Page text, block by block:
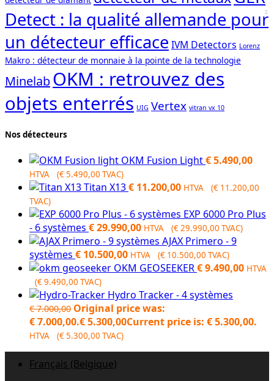
Detect : la qualité allemande pour
un détecteur efficace IVM Detectors Lorenz
Makro : détecteur de monnaie à la pointe de la technologie
MinelabOKM : retrouvez des
objets enterrés UIG Vertex vitran vx 10
Nos détecteurs
OKM Fusion Light€5.490,00
HTVA (€5.490,00 TVAC)
Titan X13€ 11.200,00 HTVA (€ 11.200,00
TVAC)
EXP 6000 Pro Plus
- 6 systèmes €29.990,00 HTVA (€29.990,00 TVAC)
AJAX Primero - 9
systèmes € 10.500,00 HTVA (€ 10.500,00 TVAC)
OKM GEOSEEKER€9.490,00 HTVA
(€9.490,00 TVAC)
Hydro Tracker - 4 systèmes
€7.000,00 Original price was:
€ 7.000,00.€5.300,00Current price is: € 5.300,00.
HTVA (€5.300,00 TVAC)
Français (Belgique)